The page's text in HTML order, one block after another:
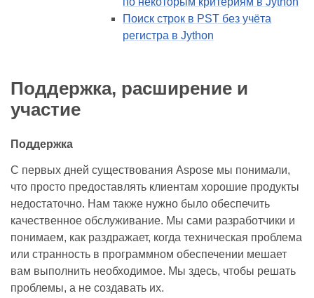
Поиск строк в PST без учёта
регистра в Jython
Поддержка, расширение и
участие
Поддержка
С первых дней существования Aspose мы понимали,
что просто предоставлять клиентам хорошие продукты
недостаточно. Нам также нужно было обеспечить
качественное обслуживание. Мы сами разработчики и
понимаем, как раздражает, когда техническая проблема
или странность в программном обеспечении мешает
вам выполнить необходимое. Мы здесь, чтобы решать
проблемы, а не создавать их.